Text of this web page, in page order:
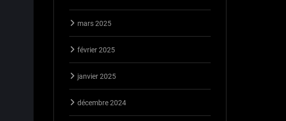
mars 2025
février 2025
janvier 2025
décembre 2024